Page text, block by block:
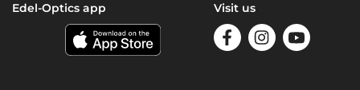
Edel-Optics app Visit us